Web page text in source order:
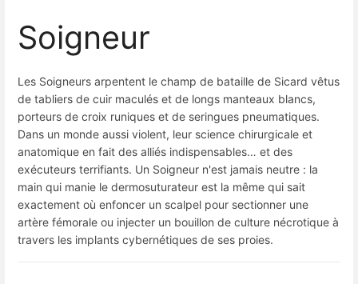
Soigneur
Les Soigneurs arpentent le champ de bataille de Sicard vêtus
de tabliers de cuir maculés et de longs manteaux blancs,
porteurs de croix runiques et de seringues pneumatiques.
Dans un monde aussi violent, leur science chirurgicale et
anatomique en fait des alliés indispensables… et des
exécuteurs terrifiants. Un Soigneur n'est jamais neutre : la
main qui manie le dermosuturateur est la même qui sait
exactement où enfoncer un scalpel pour sectionner une
artère fémorale ou injecter un bouillon de culture nécrotique à
travers les implants cybernétiques de ses proies.